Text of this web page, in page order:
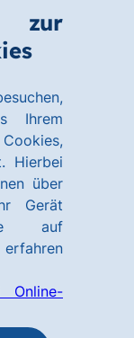
zur
Ihrem
Hierbei
über
Gerät
auf
erfahren
Online-